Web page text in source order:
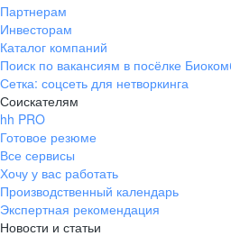
Партнерам
Инвесторам
Каталог компаний
Поиск по вакансиям в посёлке
Сетка: соцсеть для нетворкинга
Соискателям
hh PRO
Готовое резюме
Все сервисы
Хочу у вас работать
Производственный календарь
Экспертная рекомендация
Новости и статьи